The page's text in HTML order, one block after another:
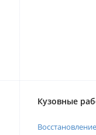
Кузовные